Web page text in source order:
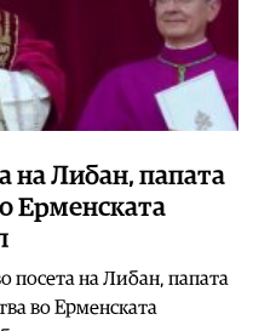
на Либан, папата
Ерменската
на Либан, папата
во Ерменската